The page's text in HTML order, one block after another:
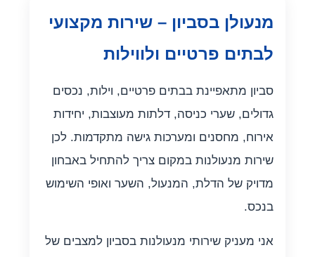
מנעולן בסביון – שירות מקצועי
לבתים פרטיים ולווילות
סביון מתאפיינת בבתים פרטיים, וילות, נכסים
גדולים, שערי כניסה, דלתות מעוצבות, יחידות
אירוח, מחסנים ומערכות גישה מתקדמות. לכן
שירות מנעולנות במקום צריך להתחיל באבחון
מדויק של הדלת, המנעול, השער ואופי השימוש
בנכס.
אני מעניק שירותי מנעולנות בסביון למצבים של